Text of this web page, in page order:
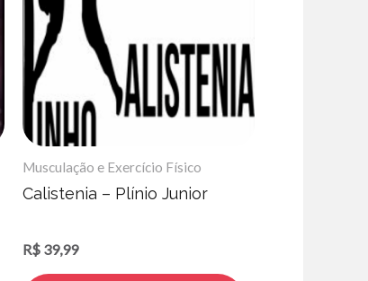
Musculação e Exercício Físico
Calistenia – Plínio Junior
R$ 39,99